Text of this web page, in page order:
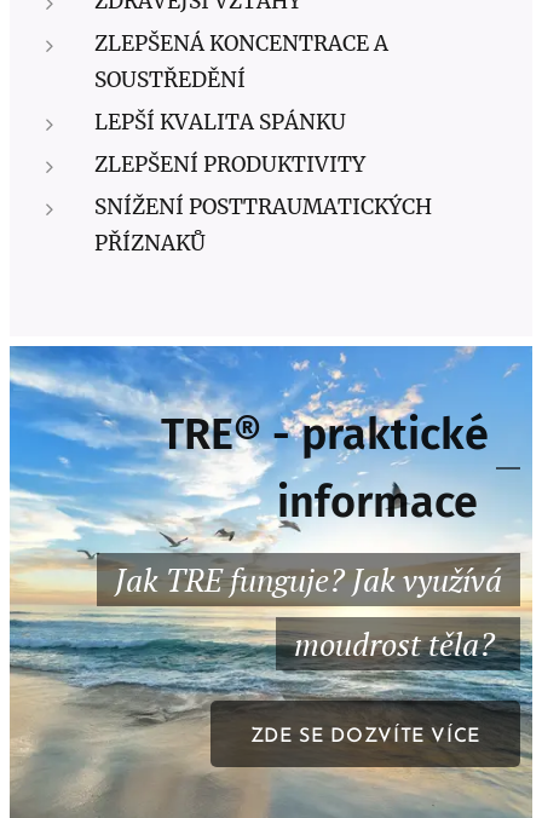
ZLEPŠENÁ KONCENTRACE A
SOUSTŘEDĚNÍ
LEPŠÍ KVALITA SPÁNKU
ZLEPŠENÍ PRODUKTIVITY
SNÍŽENÍ POSTTRAUMATICKÝCH
PŘÍZNAKŮ
TRE® - praktické
informace
Jak TRE funguje? Jak využívá
moudrost těla?
ZDE SE DOZVÍTE VÍCE